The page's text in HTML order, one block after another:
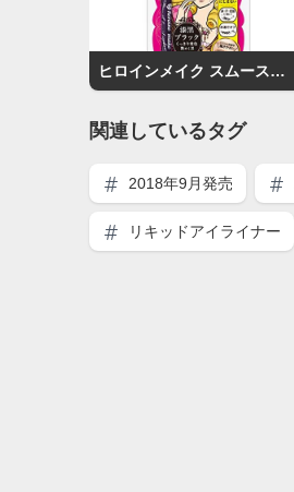
ヒロインメイク スムースリキッドアイライナー スーパーキープ
関連しているタグ
2018年9月発売
リキッドアイライナー